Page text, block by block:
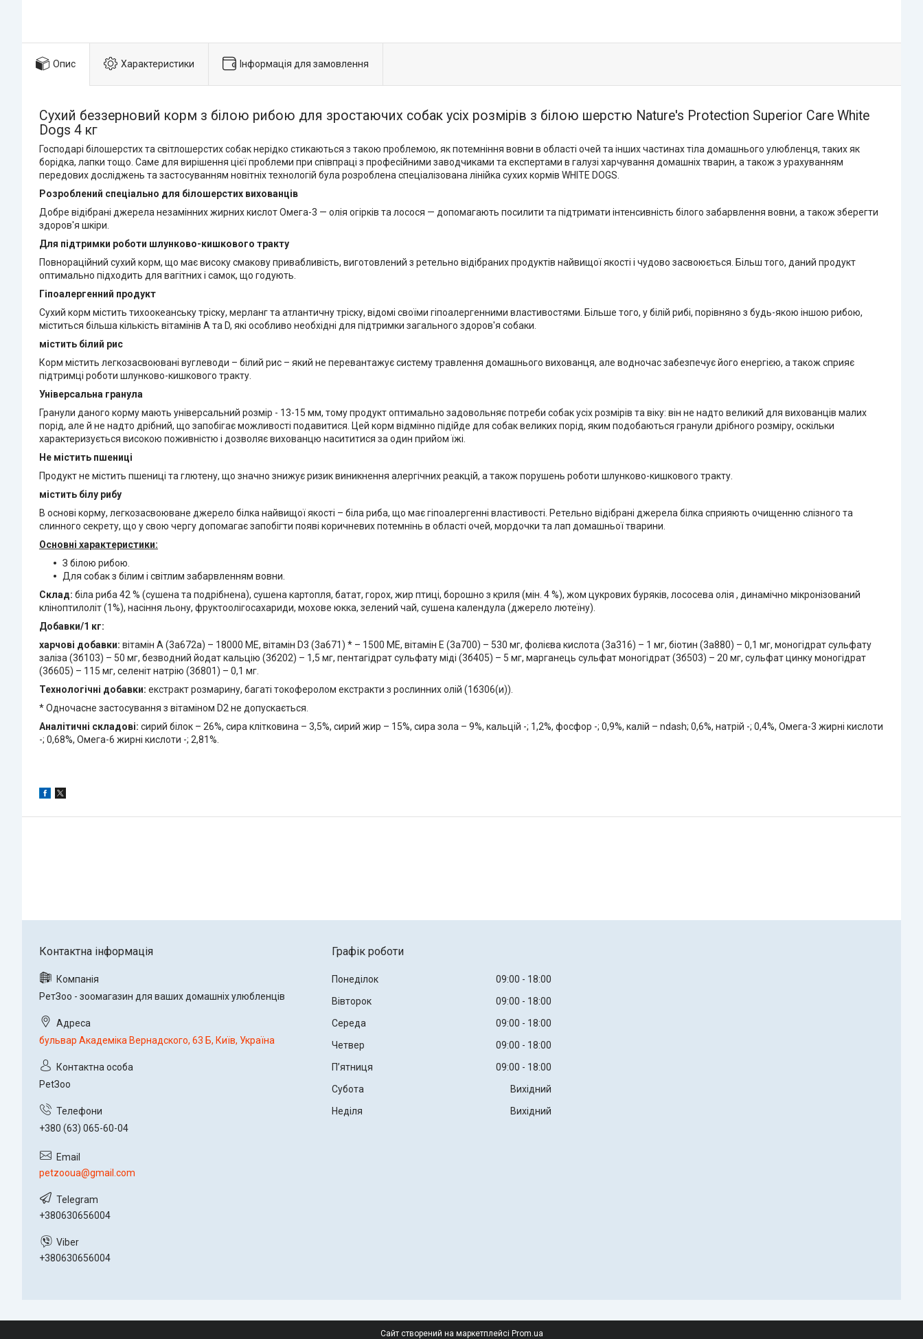
Опис Характеристики Інформація для замовлення
Сухий беззерновий корм з білою рибою для зростаючих собак усіх розмірів з білою шерстю Nature's Protection Superior Care White
Dogs 4 кг
Господарі білошерстих та світлошерстих собак нерідко стикаються з такою проблемою, як потемніння вовни в області очей та інших частинах тіла домашнього улюбленця, таких як
борідка, лапки тощо. Саме для вирішення цієї проблеми при співпраці з професійними заводчиками та експертами в галузі харчування домашніх тварин, а також з урахуванням
передових досліджень та застосуванням новітніх технологій була розроблена спеціалізована лінійка сухих кормів WHITE DOGS.
Розроблений спеціально для білошерстих вихованців
Добре відібрані джерела незамінних жирних кислот Омега-3 — олія огірків та лосося — допомагають посилити та підтримати інтенсивність білого забарвлення вовни, а також зберегти
здоров'я шкіри.
Для підтримки роботи шлунково-кишкового тракту
Повнораційний сухий корм, що має високу смакову привабливість, виготовлений з ретельно відібраних продуктів найвищої якості і чудово засвоюється. Більш того, даний продукт
оптимально підходить для вагітних і самок, що годують.
Гіпоалергенний продукт
Сухий корм містить тихоокеанську тріску, мерланг та атлантичну тріску, відомі своїми гіпоалергенними властивостями. Більше того, у білій рибі, порівняно з будь-якою іншою рибою,
міститься більша кількість вітамінів А та D, які особливо необхідні для підтримки загального здоров'я собаки.
містить білий рис
Корм містить легкозасвоювані вуглеводи – білий рис – який не перевантажує систему травлення домашнього вихованця, але водночас забезпечує його енергією, а також сприяє
підтримці роботи шлунково-кишкового тракту.
Універсальна гранула
Гранули даного корму мають універсальний розмір - 13-15 мм, тому продукт оптимально задовольняє потреби собак усіх розмірів та віку: він не надто великий для вихованців малих
порід, але й не надто дрібний, що запобігає можливості подавитися. Цей корм відмінно підійде для собак великих порід, яким подобаються гранули дрібного розміру, оскільки
характеризується високою поживністю і дозволяє вихованцю насититися за один прийом їжі.
Не містить пшениці
Продукт не містить пшениці та глютену, що значно знижує ризик виникнення алергічних реакцій, а також порушень роботи шлунково-кишкового тракту.
містить білу рибу
В основі корму, легкозасвоюване джерело білка найвищої якості – біла риба, що має гіпоалергенні властивості. Ретельно відібрані джерела білка сприяють очищенню слізного та
слинного секрету, що у свою чергу допомагає запобігти появі коричневих потемнінь в області очей, мордочки та лап домашньої тварини.
Основні характеристики:
З білою рибою.
Для собак з білим і світлим забарвленням вовни.
Склад: біла риба 42 % (сушена та подрібнена), сушена картопля, батат, горох, жир птиці, борошно з криля (мін. 4 %), жом цукрових буряків, лососева олія , динамічно мікронізований
кліноптилоліт (1%), насіння льону, фруктоолігосахариди, мохове юкка, зелений чай, сушена календула (джерело лютеїну).
Добавки/1 кг:
харчові добавки: вітамін A (3a672a) – 18000 ME, вітамін D3 (3a671) * – 1500 ME, вітамін E (3a700) – 530 мг, фолієва кислота (3a316) – 1 мг, біотин (3a880) – 0,1 мг, моногідрат сульфату
заліза (3б103) – 50 мг, безводний йодат кальцію (3б202) – 1,5 мг, пентагідрат сульфату міді (3б405) – 5 мг, марганець сульфат моногідрат (3б503) – 20 мг, сульфат цинку моногідрат
(3б605) – 115 мг, селеніт натрію (3б801) – 0,1 мг.
Технологічні добавки: екстракт розмарину, багаті токоферолом екстракти з рослинних олій (1б306(и)).
* Одночасне застосування з вітаміном D2 не допускається.
Аналітичні складові: сирий білок – 26%, сира клітковина – 3,5%, сирий жир – 15%, сира зола – 9%, кальцій -; 1,2%, фосфор -; 0,9%, калій – ndash; 0,6%, натрій -; 0,4%, Омега-3 жирні кислоти
-; 0,68%, Омега-6 жирні кислоти -; 2,81%.
РетЗоо - зоомагазин для ваших домашніх улюбленців
бульвар Академіка Вернадского, 63 Б, Київ, Україна
PetЗoo
+380 (63) 065-60-04
petzooua@gmail.com
+380630656004
+380630656004
Графік роботи
Понеділок 09:00
18:00
Вівторок
09:00
18:00
Середа
09:00
18:00
Четвер
09:00
18:00
Пʼятниця
09:00
18:00
Субота
Вихідний
Неділя
Вихідний
Сайт створений на маркетплейсі Prom.ua